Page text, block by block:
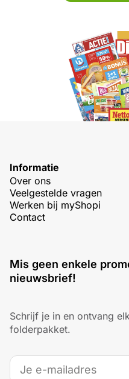
Informatie
Over ons
Veelgestelde vragen
Werken bij myShopi
Contact
Mis geen enkele
nieuwsbrief!
Schrijf je in en ontvang
folderpakket.